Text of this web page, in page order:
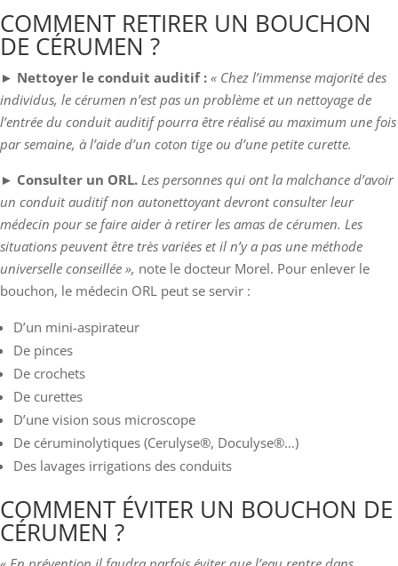
COMMENT RETIRER UN BOUCHON
DE CÉRUMEN ?
► Nettoyer le conduit auditif : « Chez l’immense majorité des
individus, le cérumen n’est pas un problème et un nettoyage de
l’entrée du conduit auditif pourra être réalisé au maximum une fois
par semaine, à l’aide d’un coton tige ou d’une petite curette.
► Consulter un ORL. Les personnes qui ont la malchance d’avoir
un conduit auditif non autonettoyant devront consulter leur
médecin pour se faire aider à retirer les amas de cérumen. Les
situations peuvent être très variées et il n’y a pas une méthode
universelle conseillée », note le docteur Morel. Pour enlever le
bouchon, le médecin ORL peut se servir :
D’un mini-aspirateur
De pinces
De crochets
De curettes
D’une vision sous microscope
De céruminolytiques (Cerulyse®, Doculyse®…)
Des lavages irrigations des conduits
COMMENT ÉVITER UN BOUCHON DE
CÉRUMEN ?